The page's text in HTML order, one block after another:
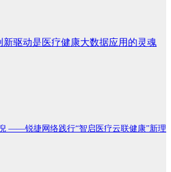
新驱动是医疗健康大数据应用的灵魂
——锐捷网络践行“智启医疗云联健康”新理